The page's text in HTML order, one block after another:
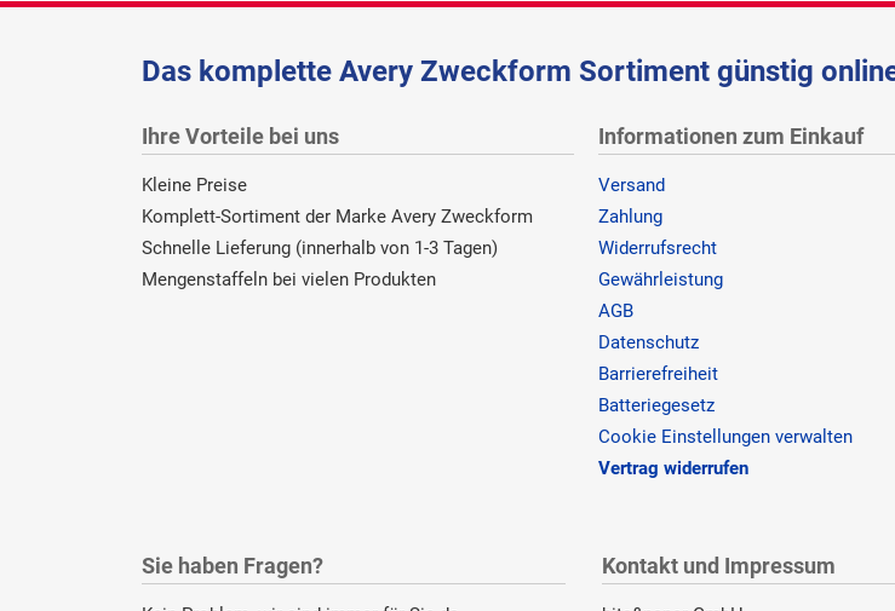
Das komplette Avery Zweckform Sortiment günstig
Ihre Vorteile bei uns
Kleine Preise
Komplett-Sortiment der Marke Avery Zweckform
Schnelle Lieferung (innerhalb von 1-3 Tagen)
Mengenstaffeln bei vielen Produkten
Informationen zum Einkauf
Versand
Zahlung
Widerrufsrecht
Gewährleistung
AGB
Datenschutz
Barrierefreiheit
Batteriegesetz
Cookie Einstellungen verwalten
Vertrag widerrufen
Sie haben Fragen? Kontakt und Impressum